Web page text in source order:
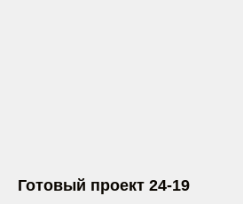
Готовый проект 24-19